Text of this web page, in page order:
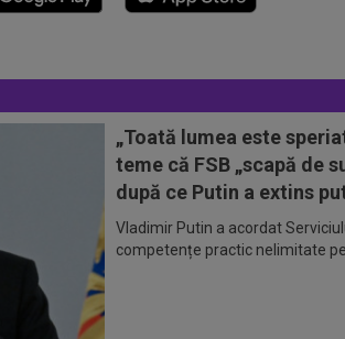
„Toată lumea este
teme că FSB „scapă de
după ce Putin a extins
Vladimir Putin a acordat
competențe practic nelimitate